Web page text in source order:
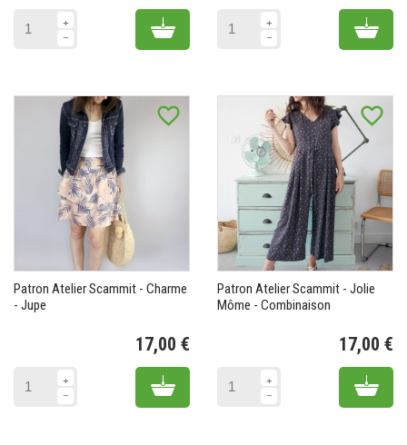
Add to cart Add
favorite_border
Patron Atelier Scammit - Charme
- Jupe
17,00 €
Add to cart
favorite_border
Patron Atelier Scammit - Jolie
Môme - Combinaison
17,00 €
Add